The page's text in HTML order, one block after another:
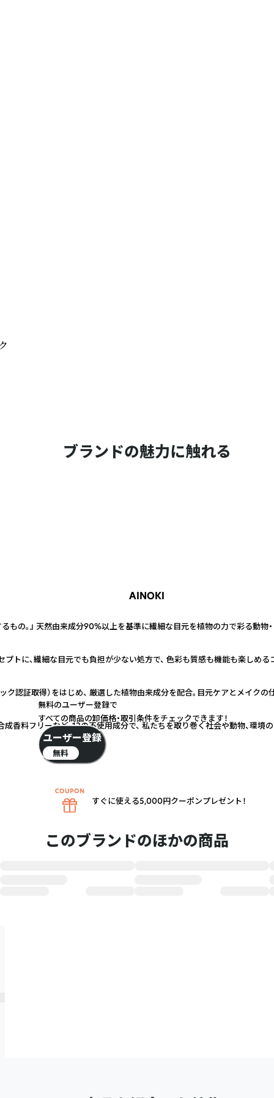
ブランドの魅力に触れる
AINOKI
るもの。』 天然由来成分90%以上を基準に繊細な目元を植物の力で彩る動物
プトに、繊細な目元でも負担が少ない処方で、 色彩も質感も機能も楽しめる
認証取得）をはじめ、 厳選した植物由来成分を配合。目元ケアとメイクの
成香料フリーなど、12の不使用成分で、 私たちを取り巻く社会や動物、環境
このブランドのほかの商品
無料のユーザー登録で
すべての商品の卸価格・取引条件をチェックできます！
ユーザー登録
無料
すぐに使える5,000円クーポンプレゼント！